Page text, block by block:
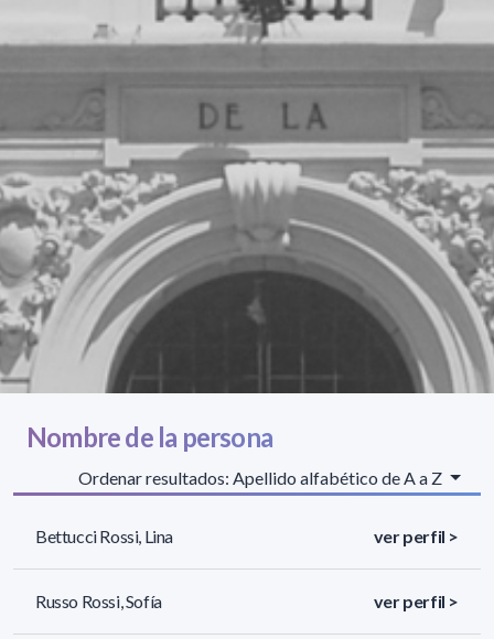
Nombre de la persona
Ordenar resultados: Apellido alfabético de A a Z
Bettucci Rossi, Lina ver perfil >
Russo Rossi, Sofía ver perfil >